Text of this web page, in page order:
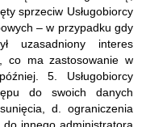
sprzeciw Usługobiorcy
– w przypadku gdy
uzasadniony interes
co ma zastosowanie w
5. Usługobiorcy
do swoich danych
d. ograniczenia